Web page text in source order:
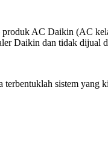
AC Daikin (AC
Daikin dan tidak dijual
sistem yang